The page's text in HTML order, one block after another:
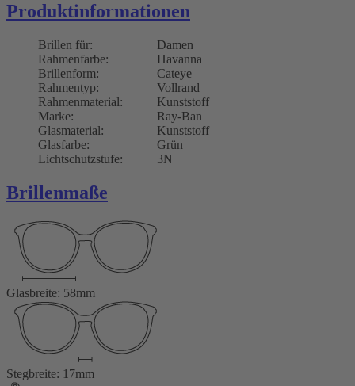
Produktinformationen
Brillen für:
Damen
Rahmenfarbe:
Havanna
Brillenform:
Cateye
Rahmentyp:
Vollrand
Rahmenmaterial:
Kunststoff
Marke:
Ray-Ban
Glasmaterial:
Kunststoff
Glasfarbe:
Grün
Lichtschutzstufe:
3N
Brillenmaße
Glasbreite: 58mm
Stegbreite: 17mm